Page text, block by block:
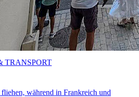
während in Frankreich und
TRANSPORT